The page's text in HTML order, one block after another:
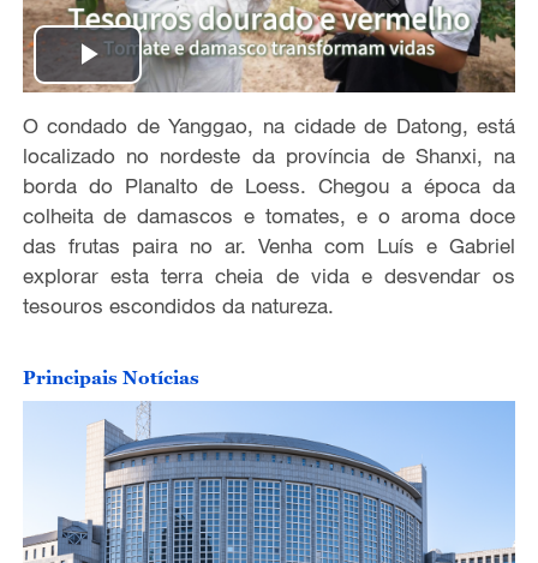
P
l
a
y
V
d
e
o
O condado de Yanggao, na cidade de Datong, está
localizado no nordeste da província de Shanxi, na
borda do Planalto de Loess. Chegou a época da
colheita de damascos e tomates, e o aroma doce
das frutas paira no ar. Venha com Luís e Gabriel
explorar esta terra cheia de vida e desvendar os
tesouros escondidos da natureza.
Principais Notícias